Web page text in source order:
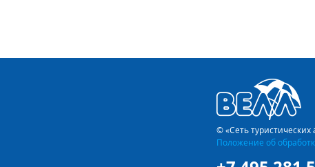
потрясающую красоту этого отеля. С нашим
оборудованный ресепшн (если речь идет о столице или
то представители владеют всегда, как минимум,
зона с диванами, столиками и доступом в интернет,
встретить конференц-зал с полным техническим
нет бассейнов, спортивных площадок или тренажерных
© «Сеть
Положение об